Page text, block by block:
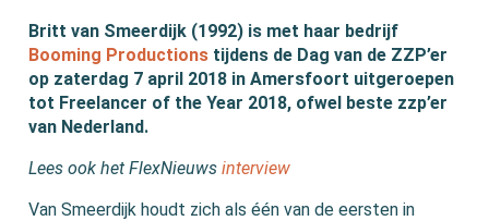
Britt van Smeerdijk (1992) is met haar bedrijf
Booming Productions tijdens de Dag van de ZZP’er
op zaterdag 7 april 2018 in Amersfoort uitgeroepen
tot Freelancer of the Year 2018, ofwel beste zzp’er
van Nederland.
Lees ook het FlexNieuwsinterview
Van Smeerdijk houdt zich als één van de eersten in